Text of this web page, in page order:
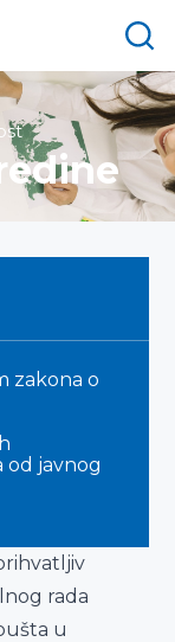
zakona o
od javnog
rada
u